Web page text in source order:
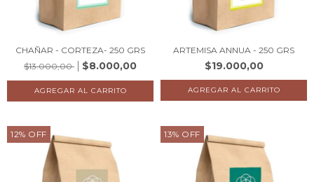
CHAÑAR - CORTEZA- 250 GRS
$13.000,00
$8.000,00
ARTEMISA ANNUA - 250 GRS
$19.000,00
12% OFF 13% OFF